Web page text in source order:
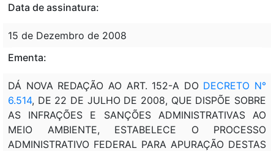
Data de assinatura:
15 de Dezembro de 2008
Ementa:
DÁ NOVA REDAÇÃO AO ART. 152-A DO DECRETO N°
6.514, DE 22 DE JULHO DE 2008, QUE DISPÕE SOBRE
AS INFRAÇÕES E SANÇÕES ADMINISTRATIVAS AO
MEIO AMBIENTE, ESTABELECE O PROCESSO
ADMINISTRATIVO FEDERAL PARA APURAÇÃO DESTAS